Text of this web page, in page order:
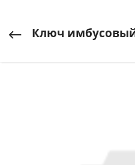
Ключ имбусовый, хромованадиевая сталь,